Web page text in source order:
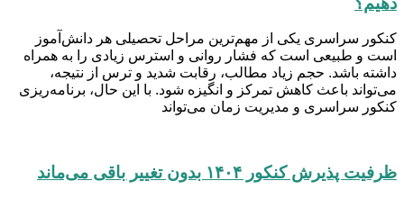
کنکور سراسری یکی از مهم‌ترین مراحل تحصیلی هر دانش‌آموز
است و طبیعی است که فشار روانی و استرس زیادی را به همراه
داشته باشد. حجم زیاد مطالب، رقابت شدید و ترس از نتیجه،
می‌تواند باعث کاهش تمرکز و انگیزه شود. با این حال، برنامه‌ریزی
کنکور سراسری و مدیریت زمان می‌تواند
ظرفیت پذیرش کنکور ۱۴۰۴ بدون تغییر باقی می‌ماند